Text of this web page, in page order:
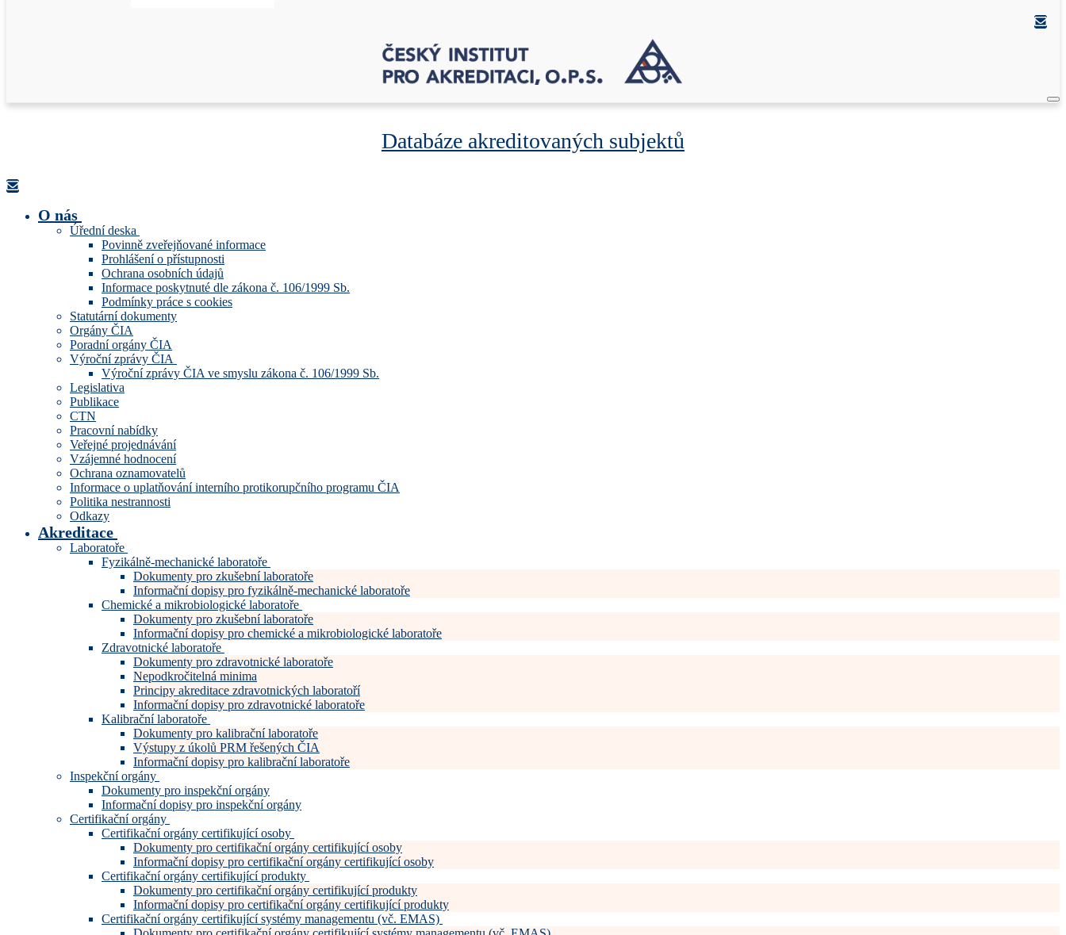
Databáze akreditovaných subjektů
O nás
Úřední deska
Povinně zveřejňované informace
Prohlášení o přístupnosti
Ochrana osobních údajů
Informace poskytnuté dle zákona č. 106/1999 Sb.
Podmínky práce s cookies
Statutární dokumenty
Orgány ČIA
Poradní orgány ČIA
Výroční zprávy ČIA
Výroční zprávy ČIA ve smyslu zákona č. 106/1999 Sb.
Legislativa
Publikace
CTN
Pracovní nabídky
Veřejné projednávání
Vzájemné hodnocení
Ochrana oznamovatelů
Informace o uplatňování interního protikorupčního programu ČIA
Politika nestrannosti
Odkazy
Akreditace
Laboratoře
Fyzikálně-mechanické laboratoře
Dokumenty pro zkušební laboratoře
Informační dopisy pro fyzikálně-mechanické laboratoře
Chemické a mikrobiologické laboratoře
Dokumenty pro zkušební laboratoře
Informační dopisy pro chemické a mikrobiologické laboratoře
Zdravotnické laboratoře
Dokumenty pro zdravotnické laboratoře
Nepodkročitelná minima
Principy akreditace zdravotnických laboratoří
Informační dopisy pro zdravotnické laboratoře
Kalibrační laboratoře
Dokumenty pro kalibrační laboratoře
Výstupy z úkolů PRM řešených ČIA
Informační dopisy pro kalibrační laboratoře
Inspekční orgány
Dokumenty pro inspekční orgány
Informační dopisy pro inspekční orgány
Certifikační orgány
Certifikační orgány certifikující osoby
Dokumenty pro certifikační orgány certifikující osoby
Informační dopisy pro certifikační orgány certifikující osoby
Certifikační orgány certifikující produkty
Dokumenty pro certifikační orgány certifikující produkty
Informační dopisy pro certifikační orgány certifikující produkty
Certifikační orgány certifikující systémy managementu (vč. EMAS)